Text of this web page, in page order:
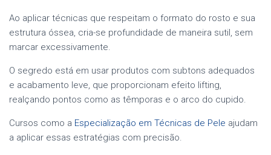
Ao aplicar técnicas que respeitam o formato do rosto e sua
estrutura óssea, cria-se profundidade de maneira sutil, sem
marcar excessivamente.
O segredo está em usar produtos com subtons adequados
e acabamento leve, que proporcionam efeito lifting,
realçando pontos como as têmporas e o arco do cupido.
Cursos como a Especialização em Técnicas de Pele ajudam
a aplicar essas estratégias com precisão.